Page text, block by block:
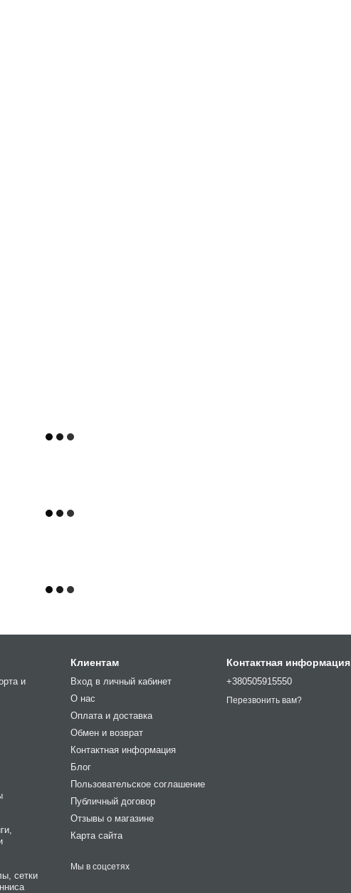
и
сетки
Клиентам
Вход в личный кабинет
О нас
Оплата и доставка
Обмен и возврат
Контактная информация
Блог
Пользовательское соглашение
Публичный договор
Отзывы о магазине
Карта сайта
Мы в соцсетях
Контактная информация
+380505915550
Перезвонить вам?